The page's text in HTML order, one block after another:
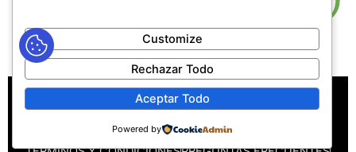
MAPA DEL SITIOPOLÍTICAS DE PRIVACIDAD
POLÍTICAS DE DERECHOS DE AUTOR
POLÍTICA DE TRATAMIENTO DE DATOS PERSONALES
Customize
Rechazar Todo
Aceptar Todo
Powered by